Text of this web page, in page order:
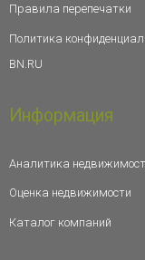
Правила перепечатки
Политика
BN.RU
Информация
Аналитика
Оценка недвижимости
Каталог компаний